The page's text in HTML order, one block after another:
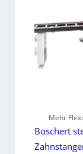
Mehr
Boschert